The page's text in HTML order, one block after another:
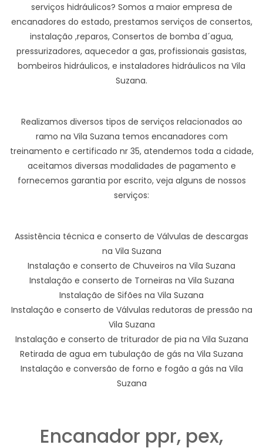
serviços hidráulicos? Somos a maior empresa de
encanadores do estado, prestamos serviços de consertos,
instalação ,reparos, Consertos de bomba d´agua,
pressurizadores, aquecedor a gas, profissionais gasistas,
bombeiros hidráulicos, e instaladores hidráulicos na Vila
Suzana.
Realizamos diversos tipos de serviços relacionados ao
ramo na Vila Suzana temos encanadores com
treinamento e certificado nr 35, atendemos toda a cidade,
aceitamos diversas modalidades de pagamento e
fornecemos garantia por escrito, veja alguns de nossos
serviços:
Assistência técnica e conserto de Válvulas de descargas
na Vila Suzana
Instalação e conserto de Chuveiros na Vila Suzana
Instalação e conserto de Torneiras na Vila Suzana
Instalação de Sifões na Vila Suzana
Instalação e conserto de Válvulas redutoras de pressão na
Vila Suzana
Instalação e conserto de triturador de pia na Vila Suzana
Retirada de agua em tubulação de gás na Vila Suzana
Instalação e conversão de forno e fogão a gás na Vila
Suzana
Encanador ppr, pex,